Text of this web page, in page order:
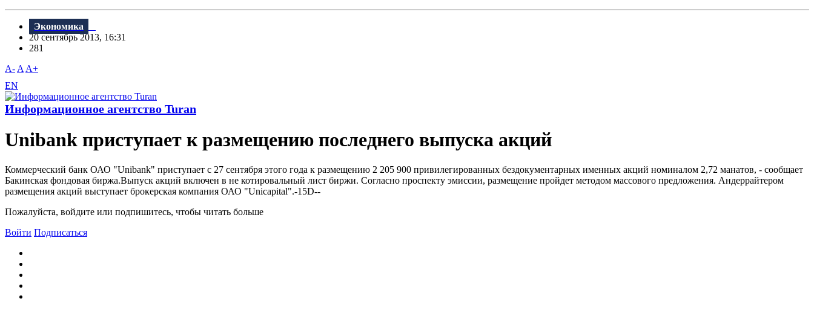
Экономика
20 сентябрь 2013, 16:31
281
A- A A+
EN
Информационное агентство Turan
Unibank приступает к размещению последнего выпуска акций
Коммерческий банк ОАО "Unibank" приступает с 27 сентября этого года к размещению 2 205 900 привилегированных бездокументарных именных акций номиналом 2,72 манатов, - сообщает
Бакинская фондовая биржа.Выпуск акций включен в не котировальный лист биржи. Согласно проспекту эмиссии, размещение пройдет методом массового предложения. Андеррайтером
размещения акций выступает брокерская компания ОАО "Unicapital".-15D--
Пожалуйста, войдите или подпишитесь, чтобы читать больше
Войти Подписаться